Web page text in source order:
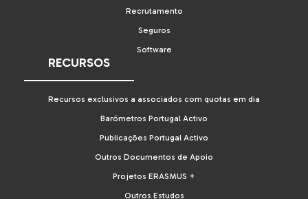
Recrutamento
Seguros
Software
RECURSOS
Recursos exclusivos a associados com quotas em dia
Barómetros Portugal Activo
Publicações Portugal Activo
Outros Documentos de Apoio
Projetos ERASMUS +
Outros Estudos